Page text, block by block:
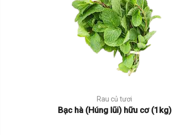
Rau củ tươi
Bạc hà (Húng lũi) hữu cơ (1kg)